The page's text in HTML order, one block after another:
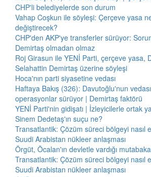
CHP'li belediyelerde son durum
Vahap Coşkun ile söyleşi: Çerçeve yasa
değiştirecek?
CHP'den AKP'ye transferler sürüyor:
Demirtaş olmadan olmaz
Roj Girasun ile YENİ Parti, çerçeve yasa,
Selahattin Demirtaş üzerine söyleşi
Hoca'nın parti siyasetine vedası
Haftaya Bakış (326): Davutoğlu'nun
operasyonlar sürüyor | Demirtaş faktörü
YENİ Parti'nin gidişatı | İzleyicilerle ortak
Sinem Dedetaş'ın suçu ne?
Transatlantik: Çözüm süreci bölgeyi nasıl
Suudi Arabistan nükleer anlaşması
Örgüt, Öcalan'ın devletle vardığı
Transatlantik: Çözüm süreci bölgeyi nasıl
Suudi Arabistan nükleer anlaşması